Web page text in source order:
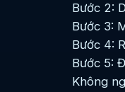
Bước 2:
Bước 3:
Bước 4:
Bước 5:
Không